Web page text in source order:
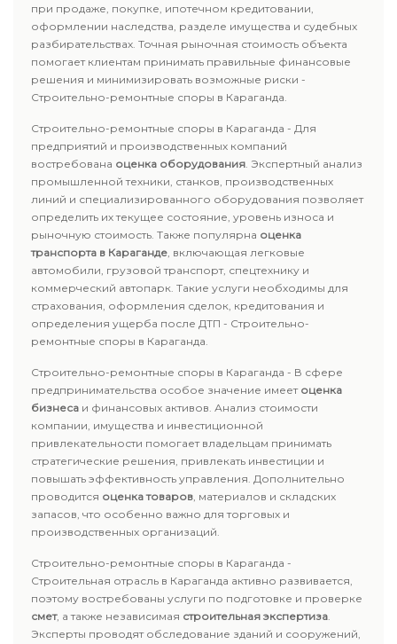
при продаже, покупке, ипотечном кредитовании,
оформлении наследства, разделе имущества и судебных
разбирательствах. Точная рыночная стоимость объекта
помогает клиентам принимать правильные финансовые
решения и минимизировать возможные риски -
Строительно-ремонтные споры в Караганда.
Строительно-ремонтные споры в Караганда - Для
предприятий и производственных компаний
востребована оценка оборудования. Экспертный анализ
промышленной техники, станков, производственных
линий и специализированного оборудования позволяет
определить их текущее состояние, уровень износа и
рыночную стоимость. Также популярна оценка
транспорта в Караганде, включающая легковые
автомобили, грузовой транспорт, спецтехнику и
коммерческий автопарк. Такие услуги необходимы для
страхования, оформления сделок, кредитования и
определения ущерба после ДТП - Строительно-
ремонтные споры в Караганда.
Строительно-ремонтные споры в Караганда - В сфере
предпринимательства особое значение имеет оценка
бизнеса и финансовых активов. Анализ стоимости
компании, имущества и инвестиционной
привлекательности помогает владельцам принимать
стратегические решения, привлекать инвестиции и
повышать эффективность управления. Дополнительно
проводится оценка товаров, материалов и складских
запасов, что особенно важно для торговых и
производственных организаций.
Строительно-ремонтные споры в Караганда -
Строительная отрасль в Караганда активно развивается,
поэтому востребованы услуги по подготовке и проверке
смет, а также независимая строительная экспертиза.
Эксперты проводят обследование зданий и сооружений,